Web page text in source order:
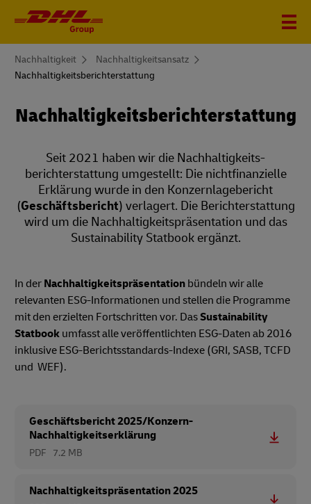
You
here
Nachhaltigkeit
Nachhaltigkeitsansatz
Nachhaltigkeitsberichterstattung
Nachhaltigkeits­berichterstattung
Seit 2021 haben wir die Nachhaltigkeits­
berichterstattung umgestellt: Die nichtfinanzielle
Erklärung wurde in den Konzernlagebericht
(Geschäftsbericht) verlagert. Die Berichterstattung
wird um die Nachhaltigkeits­präsentation und das
Sustainability Statbook ergänzt.
In der Nachhaltigkeits­präsentation bündeln wir alle
relevanten ESG-Informationen und stellen die Programme
mit den erzielten Fortschritten vor. DasSustainability
Statbook umfasst alle veröffentlichten ESG-Daten ab 2016
inklusive ESG-Berichtsstandards-Indexe (GRI, SASB, TCFD
und WEF).
Geschäftsbericht 2025/Konzern-
Nachhaltigkeitserklärung
PDF 7.2 MB
Nachhaltigkeitspräsentation 2025